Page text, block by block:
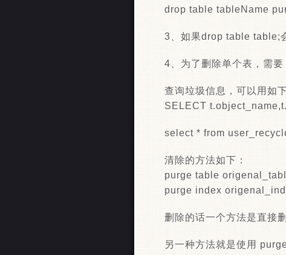
drop table tableName
3、如果drop table table;
4、为了删除单个表，需要
查询垃圾信息，可以用如
SELECT
select * from
清除的方法如下：
purge table
purge index
删除的话一个方法是直接
另一种方法就是使用